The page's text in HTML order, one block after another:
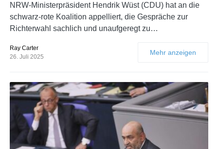
NRW-Ministerpräsident Hendrik Wüst (CDU) hat an die
schwarz-rote Koalition appelliert, die Gespräche zur
Richterwahl sachlich und unaufgeregt zu…
Ray Carter
26. Juli 2025
Mehr anzeigen